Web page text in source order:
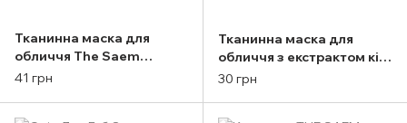
Тканинна маска для
обличчя The Saem
Natural Centella Asiatica
41 грн
Тканинна маска для
обличчя з екстрактом ківі
The Saem Natural Gold
30 грн